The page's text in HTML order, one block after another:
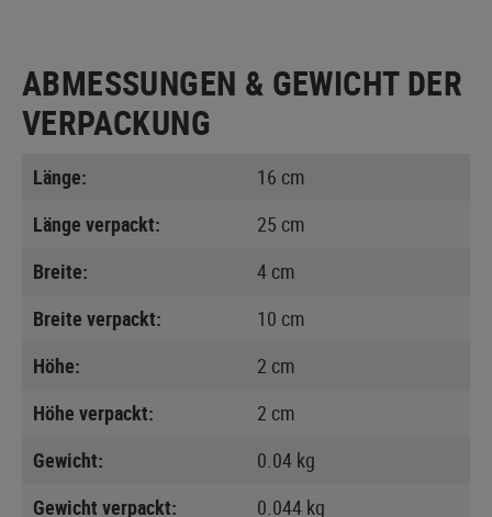
ABMESSUNGEN & GEWICHT DER
VERPACKUNG
Länge:
16 cm
Länge verpackt:
25 cm
Breite:
4 cm
Breite verpackt:
10 cm
Höhe:
2 cm
Höhe verpackt:
2 cm
Gewicht:
0.04 kg
Gewicht verpackt:
0.044 kg